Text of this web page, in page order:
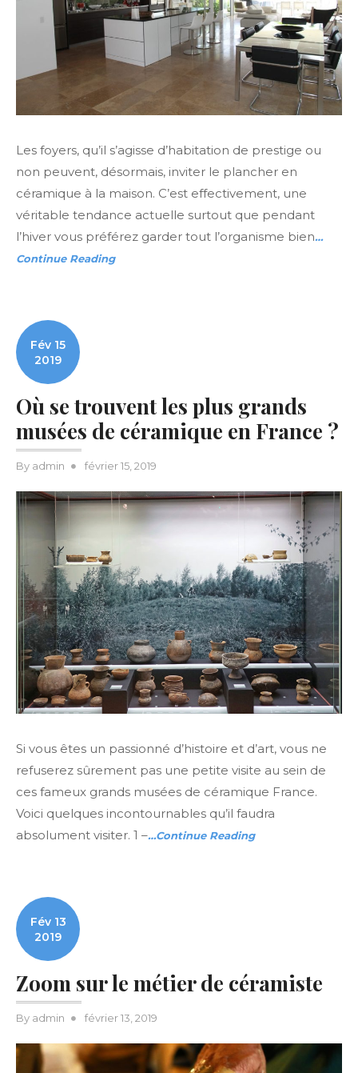
Les foyers, qu’il s’agisse d’habitation de prestige ou
non peuvent, désormais, inviter le plancher en
céramique à la maison. C’est effectivement, une
véritable tendance actuelle surtout que pendant
l’hiver vous préférez garder tout l’organisme bien…
Continue Reading
Fév 15
2019
Où se trouvent les plus grands
musées de céramique en France ?
By admin
Posted
février 15, 2019
Si vous êtes un passionné d’histoire et d’art, vous ne
refuserez sûrement pas une petite visite au sein de
ces fameux grands musées de céramique France.
Voici quelques incontournables qu’il faudra
absolument visiter. 1 –…Continue Reading
Fév 13
2019
Zoom sur le métier de céramiste
By admin
Posted
février 13, 2019